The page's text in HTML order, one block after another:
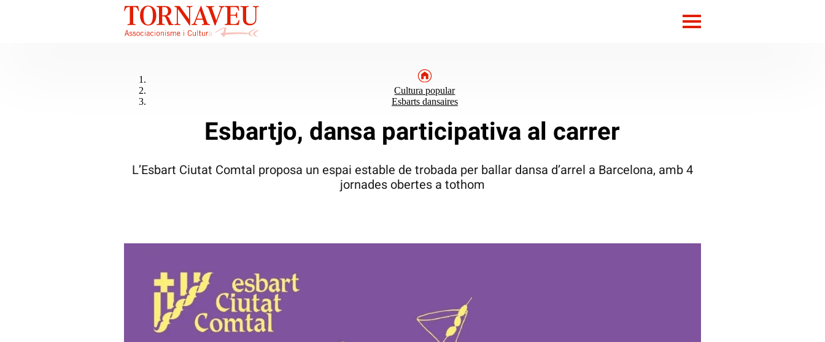
Cultura popular
Esbarts dansaires
Esbartjo, dansa participativa al carrer
L’Esbart Ciutat Comtal proposa un espai estable de trobada per ballar dansa d’arrel a Barcelona, amb 4
jornades obertes a tothom